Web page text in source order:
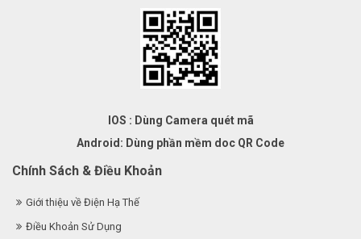
IOS : Dùng Camera quét mã
Android: Dùng phần mềm doc QR Code
Chính Sách & Điều Khoản
Giới thiệu về Điện Hạ Thế
Điều Khoản Sử Dụng